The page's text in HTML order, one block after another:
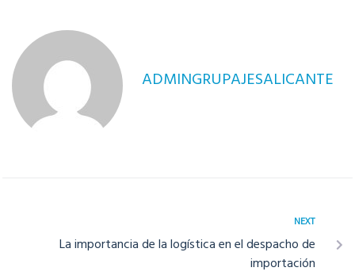
ADMINGRUPAJESALICANTE
NEXT
La importancia de la logística en el despacho de
importación